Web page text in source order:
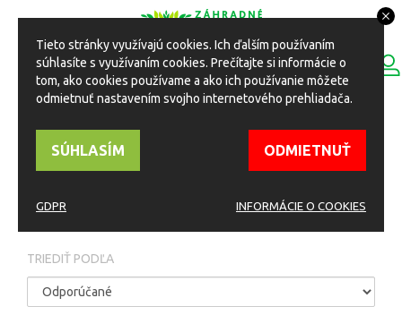
Toggle
navigation
ESHOP
ROZPRAŠOVAČE A
OSTANÉ
TRIEDIŤ PODĽA
Tieto stránky využívajú cookies. Ich ďalším používaním
súhlasíte s využívaním cookies. Prečítajte si informácie o
tom, ako cookies používame a ako ich používanie môžete
odmietnuť nastavením svojho internetového prehliadača.
SÚHLASÍM ODMIETNUŤ
GDPR INFORMÁCIE O COOKIES